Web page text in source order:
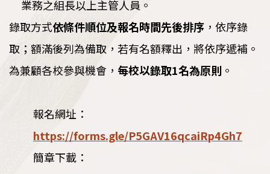
業務之組長以上主管人員。
錄取方式依條件順位及報名時間先後排序 ，依序錄
取；額滿後列為備取，若有名額釋出，將依序遞補。
為兼顧各校參與機會， 每校以錄取1名為原則 。
報名網址：
https://forms.gle/P5GAV16qcaiRp4Gh7
簡章下載：